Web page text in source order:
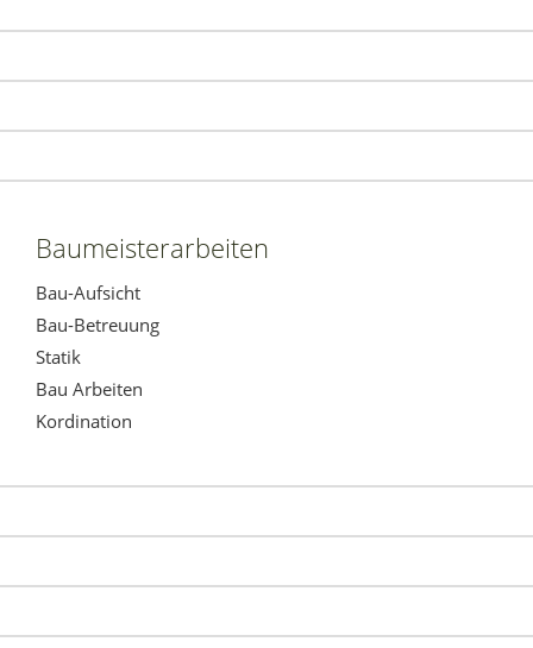
Baumeisterarbeiten
Bau-Aufsicht
Bau-Betreuung
Statik
Bau Arbeiten
Kordination